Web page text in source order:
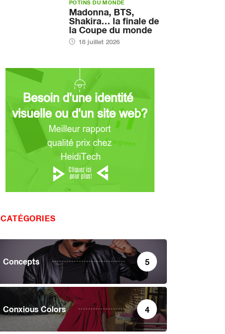
POTINS DU MONDE
Madonna, BTS,
Shakira… la finale de
la Coupe du monde
18 juillet 2026
CATÉGORIES
Concepts 5
Conxious Colors 4